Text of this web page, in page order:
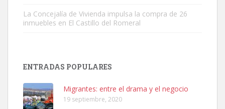
Leales.org » Gran Canaria
La Concejalía de Vivienda impulsa la compra de 26
inmuebles en El Castillo del Romeral
ENTRADAS POPULARES
Migrantes: entre el drama y el negocio
19 septiembre, 2020